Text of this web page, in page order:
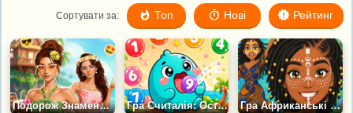
Сортувати за: Топ Нові Рейтинг
Подорож Знаменитостей на Гавайські Острови Гра Считалія: Острів Рахунку Гра Африканські Принцеси: Острів Стилю